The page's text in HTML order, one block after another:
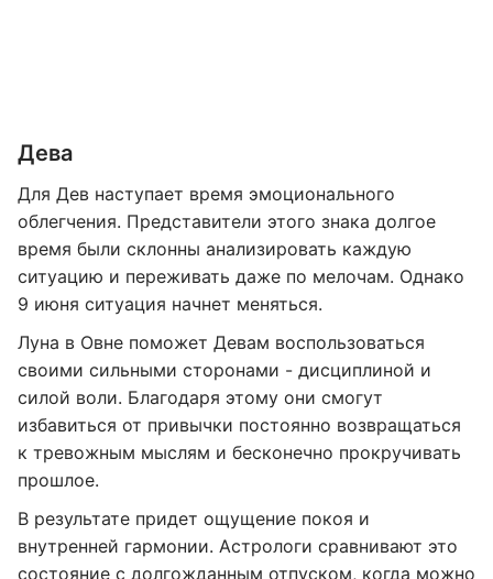
Дева
Для Дев наступает время эмоционального
облегчения. Представители этого знака долгое
время были склонны анализировать каждую
ситуацию и переживать даже по мелочам. Однако
9 июня ситуация начнет меняться.
Луна в Овне поможет Девам воспользоваться
своими сильными сторонами - дисциплиной и
силой воли. Благодаря этому они смогут
избавиться от привычки постоянно возвращаться
к тревожным мыслям и бесконечно прокручивать
прошлое.
В результате придет ощущение покоя и
внутренней гармонии. Астрологи сравнивают это
состояние с долгожданным отпуском, когда можно